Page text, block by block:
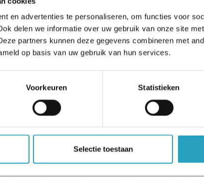
en advertenties te personaliseren, om functies voor
delen we informatie over uw gebruik van onze site
partners kunnen deze gegevens combineren met
op basis van uw gebruik van hun services.
Voorkeuren Statistieken
Selectie toestaan
van het bellensysteem
aangetrokken. Hij lacht: “Ik kreeg van één
ik mijn jas al aanhad.” Dan zegt hij
niet zien. Als bewoners onrustig zijn en in
om ze daaruit te halen. Ze zijn alleen maar
huis’. Dat is heel moeilijk te doorbreken –